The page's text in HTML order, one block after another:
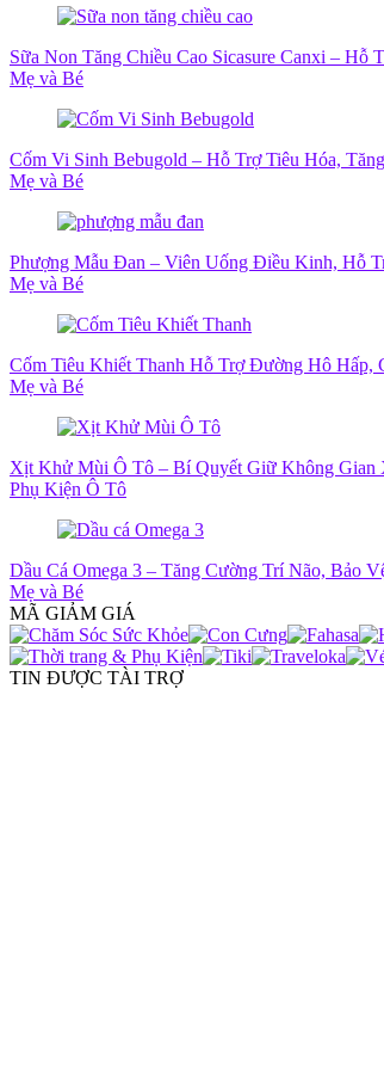
Sữa Non Tăng Chiều Cao Sicasure Canxi –
Mẹ và Bé
Cốm Vi Sinh Bebugold – Hỗ Trợ Tiêu Hóa,
Mẹ và Bé
Phượng Mẫu Đan – Viên Uống Điều Kinh, Hỗ
Mẹ và Bé
Cốm Tiêu Khiết Thanh Hỗ Trợ Đường Hô Hấp,
Mẹ và Bé
Xịt Khử Mùi Ô Tô – Bí Quyết Giữ Không Gian
Phụ Kiện Ô Tô
Dầu Cá Omega 3 – Tăng Cường Trí Não, Bảo
Mẹ và Bé
MÃ GIẢM GIÁ
TIN ĐƯỢC TÀI TRỢ